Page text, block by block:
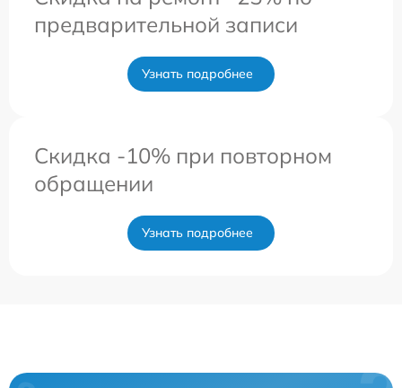
предварительной записи
Узнать подробнее
Скидка -10% при повторном
обращении
Узнать подробнее